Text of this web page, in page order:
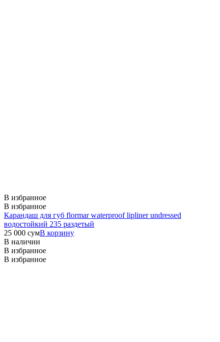
В избранное
В избранное
Карандаш для губ flormar waterproof lipliner undressed
водостойкий 235 раздетый
25 000 сумВ корзину
В наличии
В избранное
В избранное